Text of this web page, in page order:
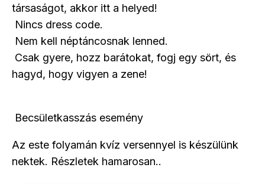
társaságot, akkor itt a helyed!
Nincs dress code.
Nem kell néptáncosnak lenned.
Csak gyere, hozz barátokat, fogj egy sört, és
hagyd, hogy vigyen a zene!
Becsületkasszás esemény
Az este folyamán kvíz versennyel is készülünk
nektek. Részletek hamarosan..